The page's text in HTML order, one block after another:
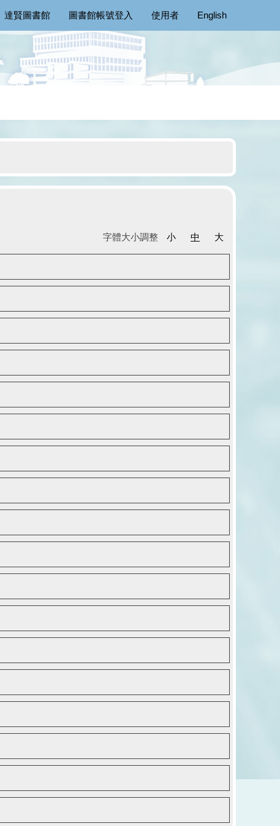
達賢圖書館 圖書館帳號登入 使用者 English
字體大小調整 小 中 大